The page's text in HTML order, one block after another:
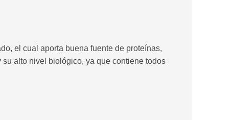
el cual aporta buena fuente de proteínas,
alto nivel biológico, ya que contiene todos